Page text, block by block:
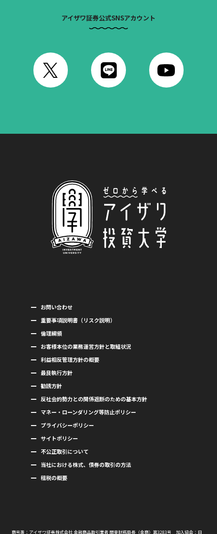
アイザワ証券公式SNSアカウント
お問い合わせ
重要事項説明書（リスク説明）
倫理綱領
お客様本位の業務運営方針と取組状況
利益相反管理方針の概要
最良執行方針
勧誘方針
反社会的勢力との関係遮断のための基本方針
マネー・ローンダリング等防止ポリシー
プライバシーポリシー
サイトポリシー
不公正取引について
当社における株式、債券の取引の方法
租税の概要
商号等：アイザワ証券株式会社 金融商品取引業者 関東財務局長（金商）第3283号 加入協会：日